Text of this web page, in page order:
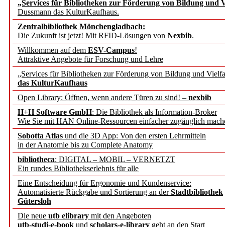
„Services für Bibliotheken zur Förderung von Bildung und
Dussmann das KulturKaufhaus.
Zentralbibliothek Mönchengladbach:
Die Zukunft ist jetzt! Mit RFID-Lösungen von Nexbib.
Willkommen auf dem ESV-Campus!
Attraktive Angebote für Forschung und Lehre
„Services für Bibliotheken zur Förderung von Bildung und
das KulturKaufhaus
Open Library: Öffnen, wenn andere Türen zu sind! – nexbib
H+H Software GmbH: Die Bibliothek als Information-Broker
Wie Sie mit HAN Online-Ressourcen einfacher zugänglich
Sobotta Atlas und die 3D App: Von den ersten Lehrmitteln
in der Anatomie bis zu Complete Anatomy
bibliotheca: DIGITAL – MOBIL – VERNETZT
Ein rundes Bibliothekserlebnis für alle
Eine Entscheidung für Ergonomie und Kundenservice:
Automatisierte Rückgabe und Sortierung an derStadtbibliothek
Gütersloh
Die neue utb elibrary mit den Angeboten
utb-studi-e-book und scholars-e-library geht an den Start
angepasst
konstruktiv!
Mohr Siebeck
und die Zeitschrift für
Francke Attempto
EBSCO Information
Recherchefunktionen in
Sorbisches Institut neu
Geschichte und